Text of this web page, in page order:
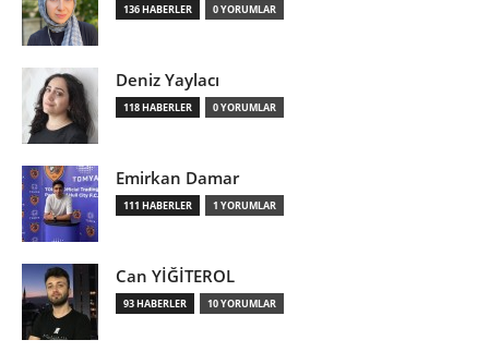
136 HABERLER 0 YORUMLAR
Deniz Yaylacı
118 HABERLER 0 YORUMLAR
Emirkan Damar
111 HABERLER 1 YORUMLAR
Can YİĞİTEROL
93 HABERLER 10 YORUMLAR